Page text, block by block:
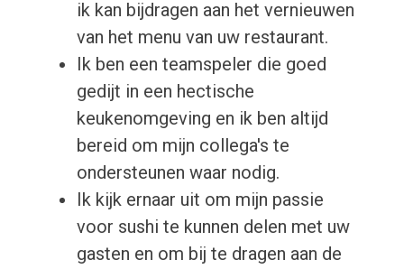
ik kan bijdragen aan het vernieuwen
van het menu van uw restaurant.
Ik ben een teamspeler die goed
gedijt in een hectische
keukenomgeving en ik ben altijd
bereid om mijn collega's te
ondersteunen waar nodig.
Ik kijk ernaar uit om mijn passie
voor sushi te kunnen delen met uw
gasten en om bij te dragen aan de